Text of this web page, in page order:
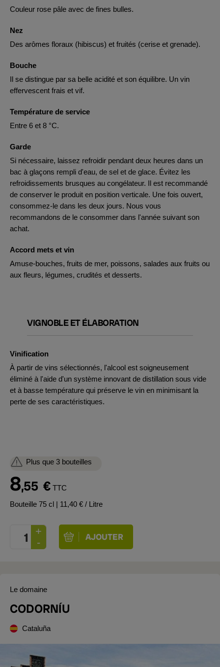
Couleur rose pâle avec de fines bulles.
Nez
Des arômes floraux (hibiscus) et fruités (cerise et grenade).
Bouche
Il se distingue par sa belle acidité et son équilibre. Un vin
effervescent frais et vif.
Température de service
Entre 6 et 8 °C.
Garde
Si nécessaire, laissez refroidir pendant deux heures dans un
bac à glaçons rempli d'eau, de sel et de glace. Évitez les
refroidissements brusques au congélateur. Il est recommandé
de conserver le produit en position verticale. Une fois ouvert,
consommez-le dans les deux jours. Nous vous
recommandons de le consommer dans l'année suivant son
achat.
Accord mets et vin
Amuse-bouches, fruits de mer, poissons, salades aux fruits ou
aux fleurs, légumes, crudités et desserts.
VIGNOBLE ET ÉLABORATION
Vinification
À partir de vins sélectionnés, l'alcool est soigneusement
éliminé à l'aide d'un système innovant de distillation sous vide
et à basse température qui préserve le vin en minimisant la
perte de ses caractéristiques.
Plus que 3 bouteilles
8,55 € TTC
Bouteille 75 cl | 11,40 € / Litre
Le domaine
CODORNÍU
Cataluña